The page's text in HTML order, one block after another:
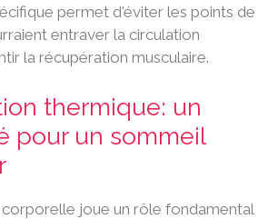
permet d'éviter les points de
entraver la circulation
la récupération musculaire.
thermique: un
pour un sommeil
joue un rôle fondamental